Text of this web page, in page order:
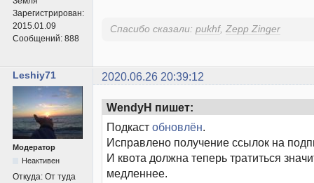
Зарегистрирован:
2015.01.09
Сообщений: 888
Спасибо сказали: pukhf, Zepp Zinger
Leshiy71 2020.06.26 20:39:12
Модератор
Неактивен
Откуда: От туда
WendyH пишет:
Подкаст обновлён.
Исправлено получение ссылок на
И квота должна теперь тратиться
медленнее.